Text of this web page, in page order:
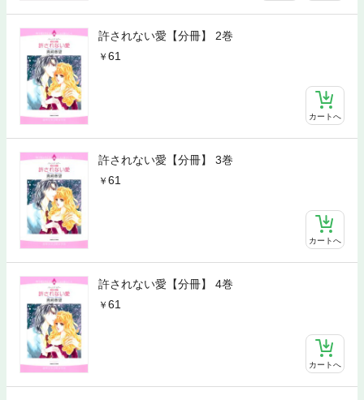
許されない愛【分冊】 2巻
61
カートへ
許されない愛【分冊】 3巻
61
カートへ
許されない愛【分冊】 4巻
61
カートへ